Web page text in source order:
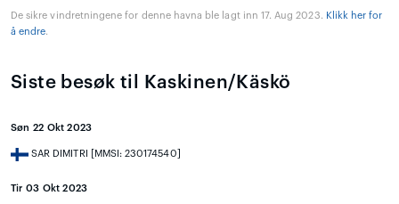
De sikre vindretningene for denne havna ble lagt inn 17. Aug 2023. Klikk her for
å endre.
Siste besøk til Kaskinen/Käskö
Søn 22 Okt 2023
SAR DIMITRI [MMSI: 230174540]
Tir 03 Okt 2023